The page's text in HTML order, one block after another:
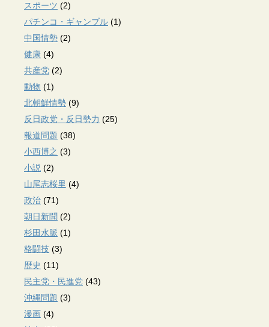
スポーツ (2)
パチンコ・ギャンブル (1)
中国情勢 (2)
健康 (4)
共産党 (2)
動物 (1)
北朝鮮情勢 (9)
反日政党・反日勢力 (25)
報道問題 (38)
小西博之 (3)
小説 (2)
山尾志桜里 (4)
政治 (71)
朝日新聞 (2)
杉田水脈 (1)
格闘技 (3)
歴史 (11)
民主党・民進党 (43)
沖縄問題 (3)
漫画 (4)